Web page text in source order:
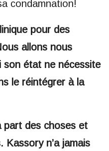
condamnation!
pour des
allons nous
son état ne nécessite
le réintégrer à la
part des choses et
Kassory n’a jamais